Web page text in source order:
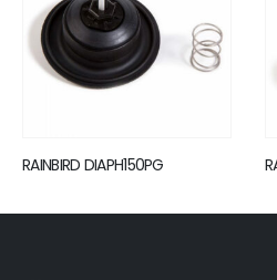
RAINBIRD K80920